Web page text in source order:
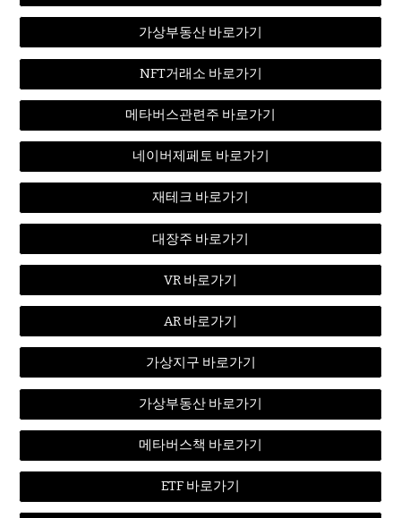
가상부동산 바로가기
NFT거래소 바로가기
메타버스관련주 바로가기
네이버제페토 바로가기
재테크 바로가기
대장주 바로가기
VR 바로가기
AR 바로가기
가상지구 바로가기
가상부동산 바로가기
메타버스책 바로가기
ETF 바로가기